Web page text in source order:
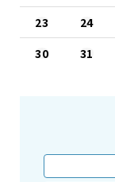
23
24
30
31